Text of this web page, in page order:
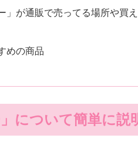
」が通販で売ってる場所や買
めの商品
について簡単に説